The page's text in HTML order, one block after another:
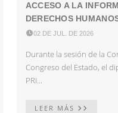
ACCESO A LA
DERECHOS
02 DE JUL. DE 2026
Durante la sesión de la
Congreso del Estado, el
PRI...
LEER MÁS